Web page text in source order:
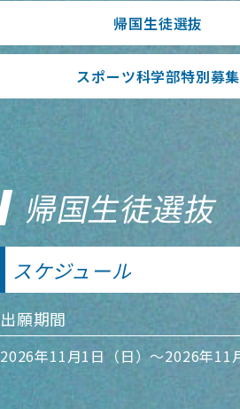
帰国生徒選抜
スポーツ科学部特別募集
帰国生徒選抜
スケジュール
出願期間
2026年11月1日（日）～2026年11